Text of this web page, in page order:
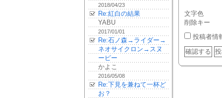
2018/04/23
Re:紅白の結果
YABU
2017/01/01
Re:石ノ森→ライダー→
ネオサイクロン→スヌ
ーピー
かよこ
2016/05/08
Re:下見を兼ねて一杯ど
お？
文字色
削除キー
投稿者情